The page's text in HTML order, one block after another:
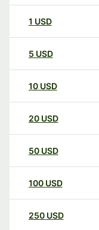
1 USD
5 USD
10 USD
20 USD
50 USD
100 USD
250 USD